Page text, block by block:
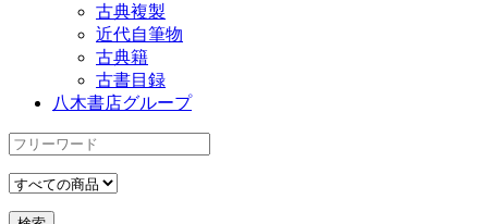
古典複製
近代自筆物
古典籍
古書目録
八木書店グループ